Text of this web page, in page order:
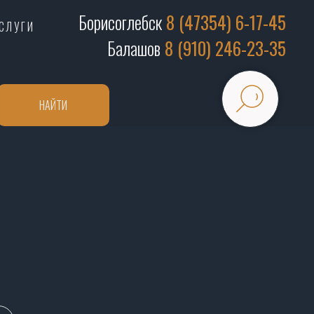
Борисоглебск8 (47354) 6-17-45
Балашов 8 (910) 246-23-35
НАЙТИ